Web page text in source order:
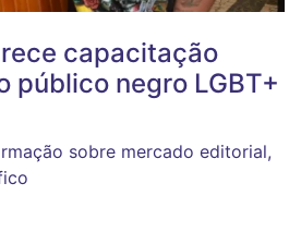
capacitação
público negro LGBT+
sobre mercado editorial,